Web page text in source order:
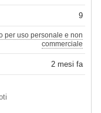
9
per uso personale e non
commerciale
2 mesi fa